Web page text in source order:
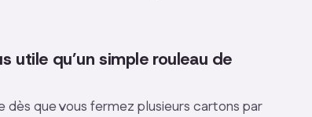
utile qu’un simple rouleau de
que vous fermez plusieurs cartons par